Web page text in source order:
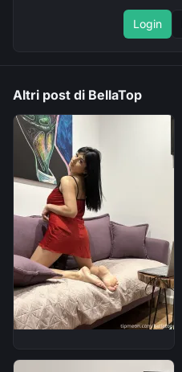
Login
Altri post di BellaTop